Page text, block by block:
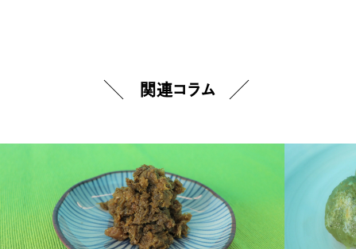
関連コラム